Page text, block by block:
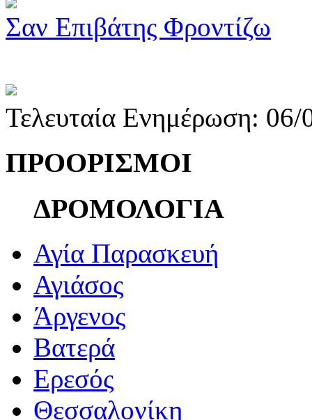
Σαν Επιβάτης Φροντίζω
Τελευταία Ενημέρωση:
ΠΡΟΟΡΙΣΜΟΙ
ΔΡΟΜΟΛΟΓΙΑ
Αγία Παρασκευή
Αγιάσος
Άργενος
Βατερά
Ερεσός
Θεσσαλονίκη